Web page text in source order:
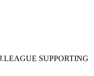
SUPPORTING